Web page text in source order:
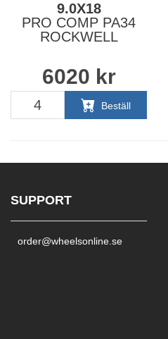
9.0X18
PRO COMP PA34
ROCKWELL
6020 kr
Beställ
SUPPORT
order@wheelsonline.se